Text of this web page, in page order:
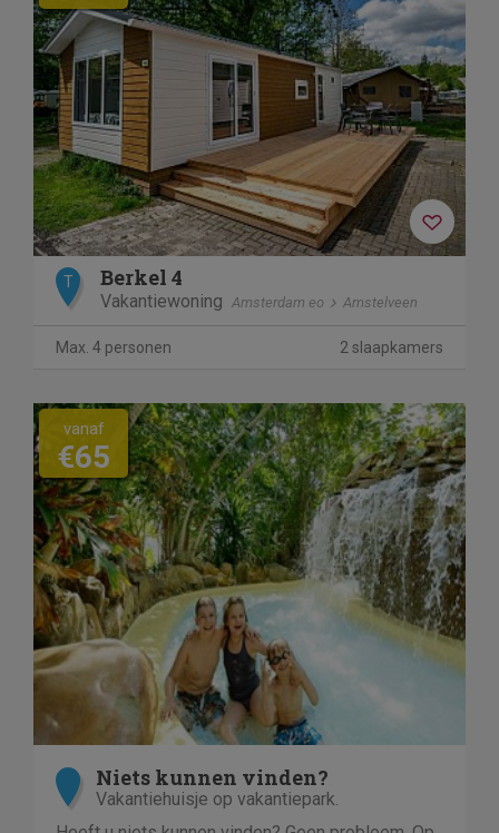
T Berkel 4
Vakantiewoning Amsterdam eo Amstelveen
Max. 4 personen 2 slaapkamers
vanaf
€65
Niets kunnen vinden?
Vakantiehuisje op vakantiepark.